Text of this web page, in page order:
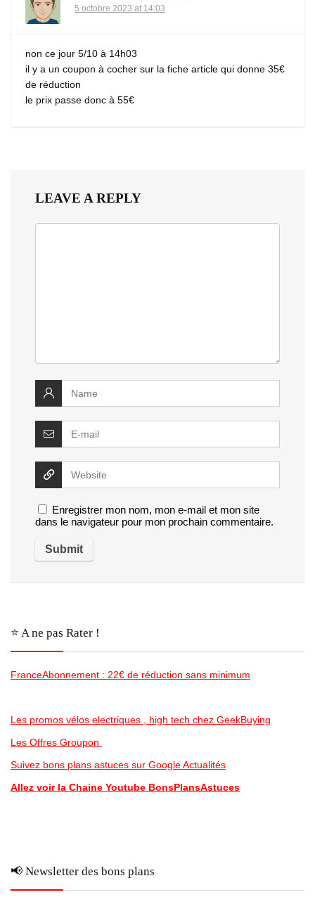
5 octobre 2023 at 14:03
non ce jour 5/10 à 14h03
il y a un coupon à cocher sur la fiche article qui donne 35€
de réduction
le prix passe donc à 55€
LEAVE A REPLY
Enregistrer mon nom, mon e-mail et mon site
dans le navigateur pour mon prochain commentaire.
⭐️ A ne pas Rater !
FranceAbonnement : 22€ de réduction sans minimum
Les promos vélos electriques , high tech chez GeekBuying
Les Offres Groupon
Suivez bons plans astuces sur Google Actualités
Allez voir la Chaine Youtube BonsPlansAstuces
📢 Newsletter des bons plans